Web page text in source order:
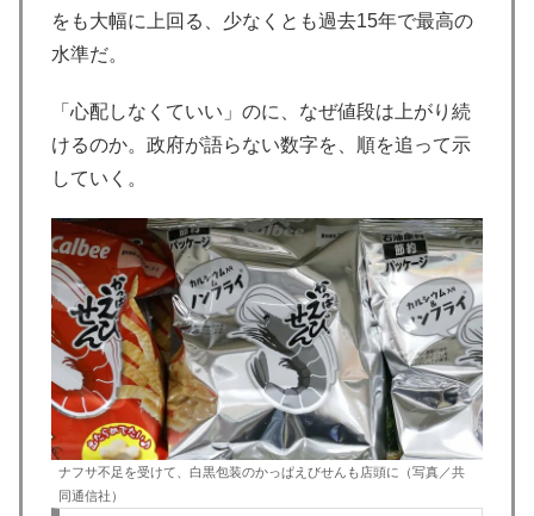
をも大幅に上回る、少なくとも過去15年で最高の
水準だ。
「心配しなくていい」のに、なぜ値段は上がり続
けるのか。政府が語らない数字を、順を追って示
していく。
ナフサ不足を受けて、白黒包装のかっぱえびせんも店頭に（写真／共
同通信社）